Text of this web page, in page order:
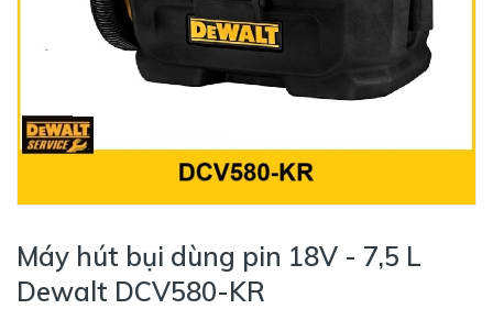
Máy hút bụi dùng pin 18V - 7,5 L
Dewalt DCV580-KR